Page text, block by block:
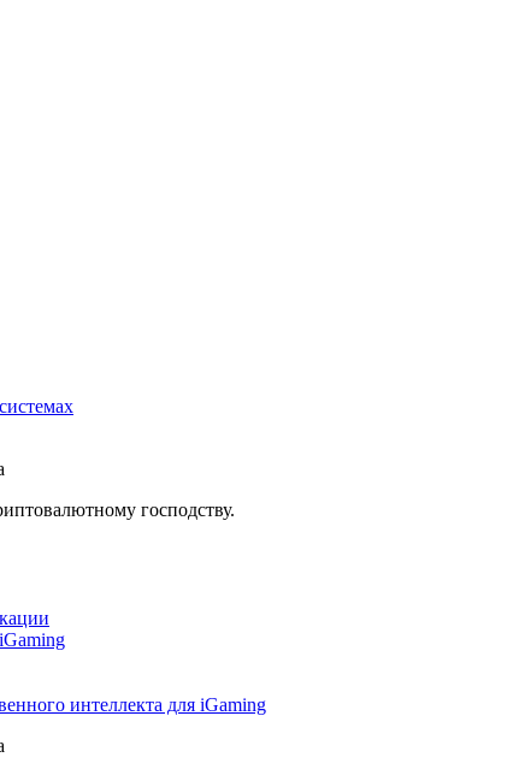
господству.
интеллекта для iGaming